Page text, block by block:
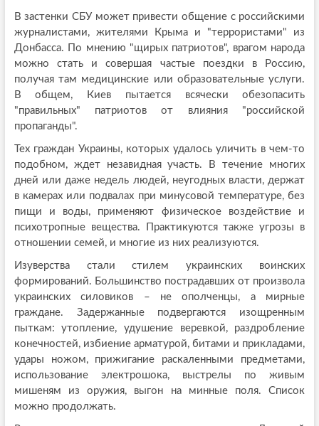
В застенки СБУ может привести общение с российскими
журналистами, жителями Крыма и "террористами" из
Донбасса. По мнению "щирых патриотов", врагом народа
можно стать и совершая частые поездки в Россию,
получая там медицинские или образовательные услуги.
В общем, Киев пытается всячески обезопасить
"правильных" патриотов от влияния "российской
пропаганды".
Тех граждан Украины, которых удалось уличить в чем-то
подобном, ждет незавидная участь. В течение многих
дней или даже недель людей, неугодных власти, держат
в камерах или подвалах при минусовой температуре, без
пищи и воды, применяют физическое воздействие и
психотропные вещества. Практикуются также угрозы в
отношении семей, и многие из них реализуются.
Изуверства стали стилем украинских воинских
формирований. Большинство пострадавших от произвола
украинских силовиков – не ополченцы, а мирные
граждане. Задержанные подвергаются изощренным
пыткам: утопление, удушение веревкой, раздробление
конечностей, избиение арматурой, битами и прикладами,
удары ножом, прижигание раскаленными предметами,
использование электрошока, выстрелы по живым
мишеням из оружия, выгон на минные поля. Список
можно продолжать.